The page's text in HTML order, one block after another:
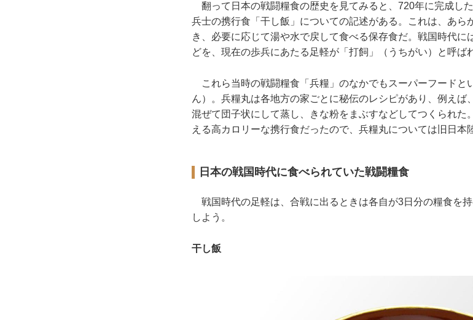
翻って日本の戦闘糧食の歴史を見てみると、720年に完成し
兵士の携行食「干し飯」についての記述がある。これは、あら
き、必要に応じて湯や水で戻して食べる保存食だ。戦国時代に
どを、現在の歩兵にあたる足軽が「打飼」（うちがい）と呼ば
これら当時の戦闘糧食「兵糧」のなかでもスーパーフードと
ん）。兵糧丸は各地方の家ごとに秘伝のレシピがあり、例えば
混ぜて団子状にして蒸し、きな粉をまぶすなどしてつくられた
える高カロリーな携行食だったので、兵糧丸については旧日
日本の戦国時代に食べられていた戦闘糧食
戦国時代の足軽は、合戦に出るときは各自が3日分の糧食を
しよう。
干し飯